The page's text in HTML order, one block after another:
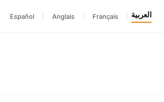
العربية Français
Anglais
Español